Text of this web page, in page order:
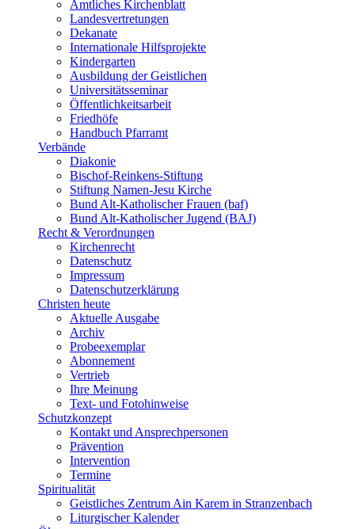
Amtliches Kirchenblatt
Landesvertretungen
Dekanate
Internationale Hilfsprojekte
Kindergarten
Ausbildung der Geistlichen
Universitätsseminar
Öffentlichkeitsarbeit
Friedhöfe
Handbuch Pfarramt
Verbände
Diakonie
Bischof-Reinkens-Stiftung
Stiftung Namen-Jesu Kirche
Bund Alt-Katholischer Frauen (baf)
Bund Alt-Katholischer Jugend (BAJ)
Recht & Verordnungen
Kirchenrecht
Datenschutz
Impressum
Datenschutzerklärung
Christen heute
Aktuelle Ausgabe
Archiv
Probeexemplar
Abonnement
Vertrieb
Ihre Meinung
Text- und Fotohinweise
Schutzkonzept
Kontakt und Ansprechpersonen
Prävention
Intervention
Termine
Spiritualität
Geistliches Zentrum Ain Karem in Stranzenbach
Liturgischer Kalender